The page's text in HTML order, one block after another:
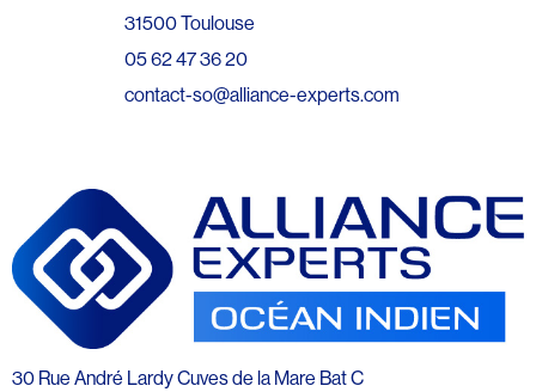
31500 Toulouse
05 62 47 36 20
contact-so@alliance-experts.com
30 Rue André Lardy Cuves de la Mare Bat C